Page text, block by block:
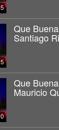
Que
Santiago
Que
Mauricio